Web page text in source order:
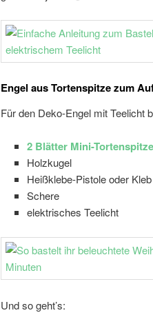
Engel aus Tortenspitze zum
Für den Deko-Engel mit Teelicht
2 Blätter Mini-
Holzkugel
Heißklebe-Pistole oder Kleb
Schere
elektrisches Teelicht
Und so geht’s: